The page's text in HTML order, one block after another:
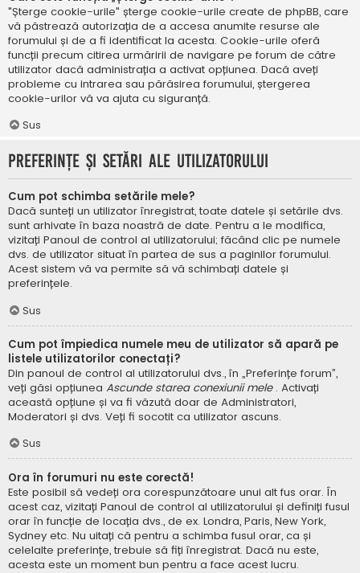
"Șterge cookie-urile" șterge cookie-urile create de phpBB, care
vă păstrează autorizația de a accesa anumite resurse ale
forumului și de a fi identificat la acesta. Cookie-urile oferă
funcții precum citirea urmăririi de navigare pe forum de către
utilizator dacă administrația a activat opțiunea. Dacă aveți
probleme cu intrarea sau părăsirea forumului, ștergerea
cookie-urilor vă va ajuta cu siguranță.
Sus
Preferințe și setări ale utilizatorului
Cum pot schimba setările mele?
Dacă sunteți un utilizator înregistrat, toate datele și setările dvs.
sunt arhivate în baza noastră de date. Pentru a le modifica,
vizitați Panoul de control al utilizatorului; făcând clic pe numele
dvs. de utilizator situat în partea de sus a paginilor forumului.
Acest sistem vă va permite să vă schimbați datele și
preferințele.
Sus
Cum pot împiedica numele meu de utilizator să apară pe
listele utilizatorilor conectați?
Din panoul de control al utilizatorului dvs., în „Preferințe forum”,
veți găsi opțiunea Ascunde starea conexiunii mele . Activați
această opțiune și va fi văzută doar de Administratori,
Moderatori și dvs. Veți fi socotit ca utilizator ascuns.
Sus
Ora în forumuri nu este corectă!
Este posibil să vedeți ora corespunzătoare unui alt fus orar. În
acest caz, vizitați Panoul de control al utilizatorului și definiți fusul
orar în funcție de locația dvs., de ex. Londra, Paris, New York,
Sydney etc. Nu uitați că pentru a schimba fusul orar, ca și
celelalte preferințe, trebuie să fiți înregistrat. Dacă nu este,
acesta este un moment bun pentru a face acest lucru.